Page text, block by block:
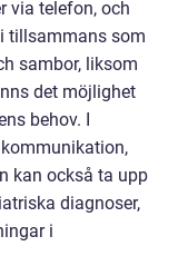
via telefon, och
tillsammans som
sambor, liksom
det möjlighet
behov. I
kan också ta upp
diagnoser,
i